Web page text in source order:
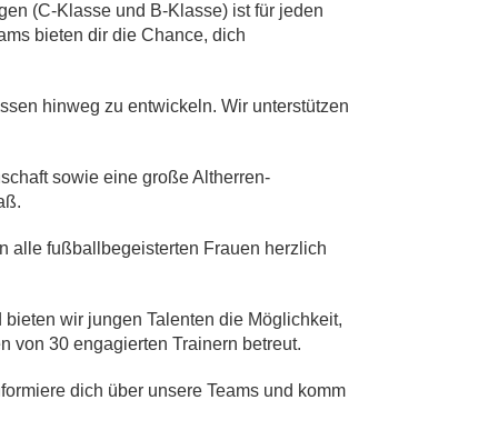
(C-Klasse und B-Klasse) ist für jeden
bieten dir die Chance, dich
hinweg zu entwickeln. Wir unterstützen
sowie eine große Altherren-
alle fußballbegeisterten Frauen herzlich
wir jungen Talenten die Möglichkeit,
von 30 engagierten Trainern betreut.
dich über unsere Teams und komm